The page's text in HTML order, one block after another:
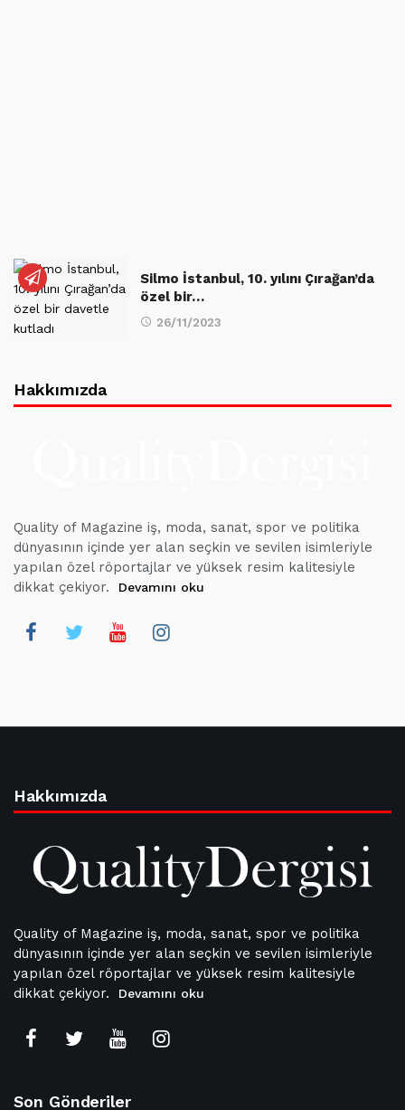
Silmo İstanbul, 10. yılını Çırağan’da
özel bir…
26/11/2023
Hakkımızda
Quality of Magazine iş, moda, sanat, spor ve politika
dünyasının içinde yer alan seçkin ve sevilen isimleriyle
yapılan özel röportajlar ve yüksek resim kalitesiyle
dikkat çekiyor.
Devamını oku
Hakkımızda
Quality of Magazine iş, moda, sanat, spor ve politika
dünyasının içinde yer alan seçkin ve sevilen isimleriyle
yapılan özel röportajlar ve yüksek resim kalitesiyle
dikkat çekiyor.
Devamını oku
Son Gönderiler